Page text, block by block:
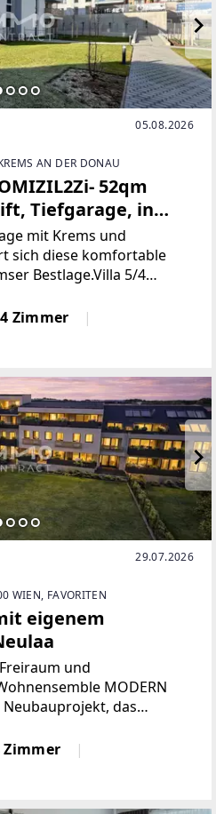
05.08.2026
AN DER DONAU
52qm
Tiefgarage, in
mit Krems und
sich diese komfortable
Bestlage.Villa 5/4
Zimmer
29.07.2026
WIEN, FAVORITEN
eigenem
und
MODERN
Neubauprojekt, das
Freiflächen und
In dem
Wiener Bezirk
Zimmer